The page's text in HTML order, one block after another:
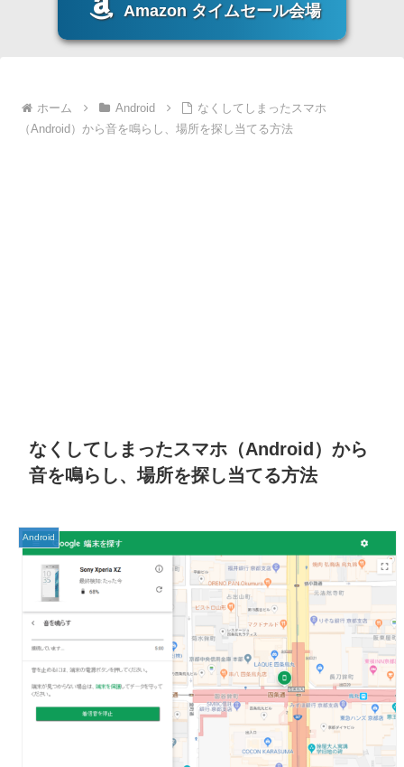
Amazon タイムセール会場
ホーム Android
なくしてしまったスマホ
（Android）から音を鳴らし、場所を探し当てる方法
なくしてしまったスマホ（Android）から
音を鳴らし、場所を探し当てる方法
Android